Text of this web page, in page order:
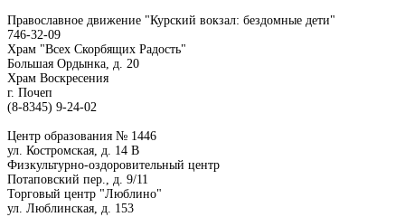
Православное движение "Курский вокзал: бездомные дети"
746-32-09
Храм "Всех Скорбящих Радость"
Большая Ордынка, д. 20
Храм Воскресения
г. Почеп
(8-8345) 9-24-02
Центр образования № 1446
ул. Костромская, д. 14 В
Физкультурно-оздоровительный центр
Потаповский пер., д. 9/11
Торговый центр "Люблино"
ул. Люблинская, д. 153